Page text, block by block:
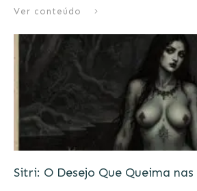
Ver conteúdo
Sitri: O Desejo Que Queima nas